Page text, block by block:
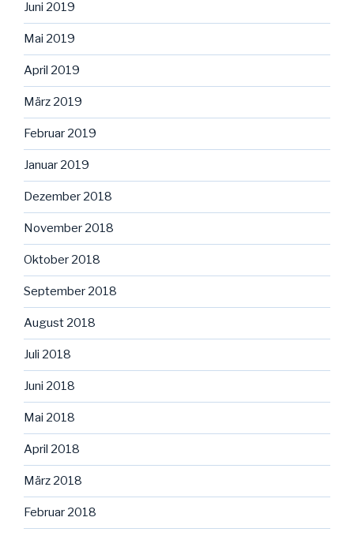
Juni 2019
Mai 2019
April 2019
März 2019
Februar 2019
Januar 2019
Dezember 2018
November 2018
Oktober 2018
September 2018
August 2018
Juli 2018
Juni 2018
Mai 2018
April 2018
März 2018
Februar 2018